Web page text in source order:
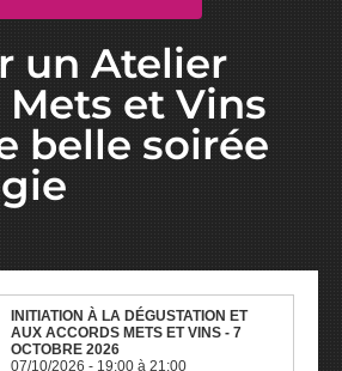
un Atelier
et Vins
belle soirée